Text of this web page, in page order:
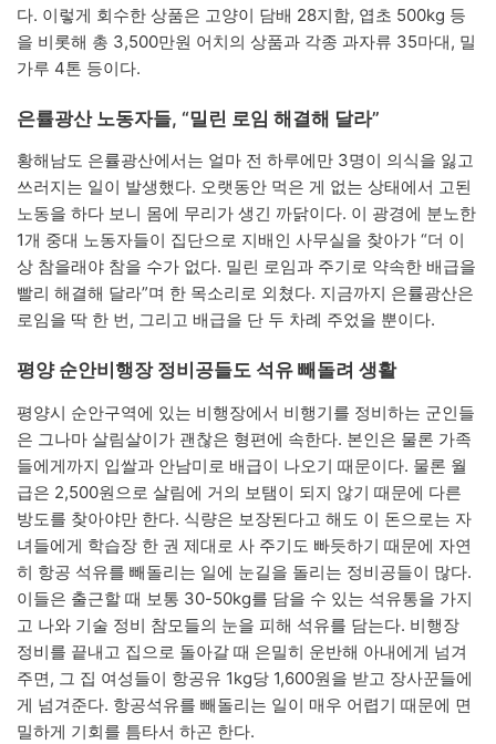
다. 이렇게 회수한 상품은 고양이 담배 28지함, 엽초 500kg 등
을 비롯해 총 3,500만원 어치의 상품과 각종 과자류 35마대, 밀
가루 4톤 등이다.
은률광산 노동자들, “밀린 로임 해결해 달라”
황해남도 은률광산에서는 얼마 전 하루에만 3명이 의식을 잃고
쓰러지는 일이 발생했다. 오랫동안 먹은 게 없는 상태에서 고된
노동을 하다 보니 몸에 무리가 생긴 까닭이다. 이 광경에 분노한
1개 중대 노동자들이 집단으로 지배인 사무실을 찾아가 “더 이
상 참을래야 참을 수가 없다. 밀린 로임과 주기로 약속한 배급을
빨리 해결해 달라”며 한 목소리로 외쳤다. 지금까지 은률광산은
로임을 딱 한 번, 그리고 배급을 단 두 차례 주었을 뿐이다.
평양 순안비행장 정비공들도 석유 빼돌려 생활
평양시 순안구역에 있는 비행장에서 비행기를 정비하는 군인들
은 그나마 살림살이가 괜찮은 형편에 속한다. 본인은 물론 가족
들에게까지 입쌀과 안남미로 배급이 나오기 때문이다. 물론 월
급은 2,500원으로 살림에 거의 보탬이 되지 않기 때문에 다른
방도를 찾아야만 한다. 식량은 보장된다고 해도 이 돈으로는 자
녀들에게 학습장 한 권 제대로 사 주기도 빠듯하기 때문에 자연
히 항공 석유를 빼돌리는 일에 눈길을 돌리는 정비공들이 많다.
이들은 출근할 때 보통 30-50kg를 담을 수 있는 석유통을 가지
고 나와 기술 정비 참모들의 눈을 피해 석유를 담는다. 비행장
정비를 끝내고 집으로 돌아갈 때 은밀히 운반해 아내에게 넘겨
주면, 그 집 여성들이 항공유 1kg당 1,600원을 받고 장사꾼들에
게 넘겨준다. 항공석유를 빼돌리는 일이 매우 어렵기 때문에 면
밀하게 기회를 틈타서 하곤 한다.